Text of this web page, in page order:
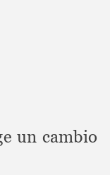
un cambio